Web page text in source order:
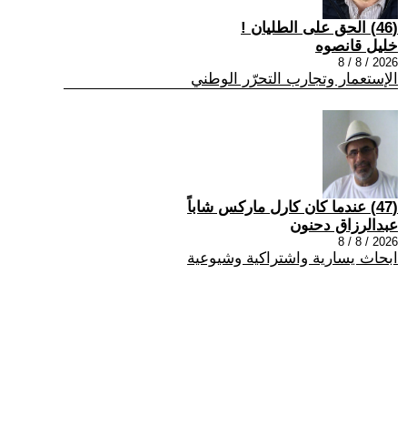
(46) الحق على الطليان !
خليل قانصوه
2026 / 8 / 8
الإستعمار وتجارب التحرّر الوطني
(47) عندما كان كارل ماركس شاباً
عبدالرزاق دحنون
2026 / 8 / 8
ابحاث يسارية واشتراكية وشيوعية